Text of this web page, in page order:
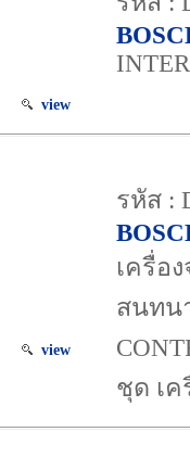
view
view
รหัส :
เครื่อ
สนทน
ชุด เค